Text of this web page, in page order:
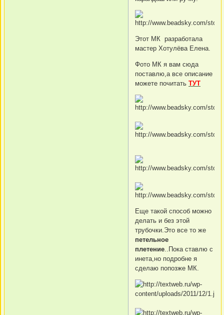
Этот МК разработала
мастер Хотулёва Елена.
Фото МК я вам сюда
поставлю,а все описание
можете почитать ТУТ
Еще такой способ можно
делать и без этой
трубочки.Это все то же
петельное
плетение..Пока ставлю с
инета,но подробне я
сделаю попозже МК.